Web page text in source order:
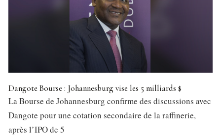
Dangote Bourse : Johannesburg vise les 5 milliards $
La Bourse de Johannesburg confirme des discussions avec
Dangote pour une cotation secondaire de la raffinerie,
après l’IPO de 5